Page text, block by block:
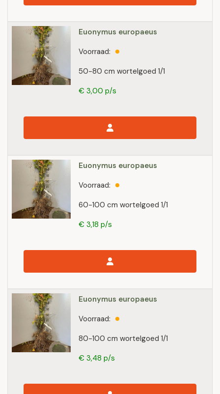
Euonymus europaeus
50-80 cm wortelgoed 1/1
Voorraad:
€ 3,00 p/s
Euonymus europaeus
60-100 cm wortelgoed 1/1
Voorraad:
€ 3,18 p/s
Euonymus europaeus
80-100 cm wortelgoed 1/1
Voorraad:
€ 3,48 p/s